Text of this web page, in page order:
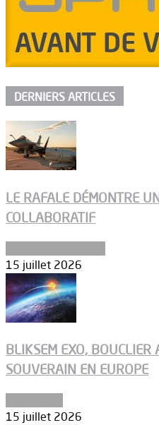
DERNIERS ARTICLES
LE RAFALE DÉMONTRE
COLLABORATIF
15 juillet 2026
BLIKSEM EXO,
SOUVERAIN EN EUROPE
15 juillet 2026